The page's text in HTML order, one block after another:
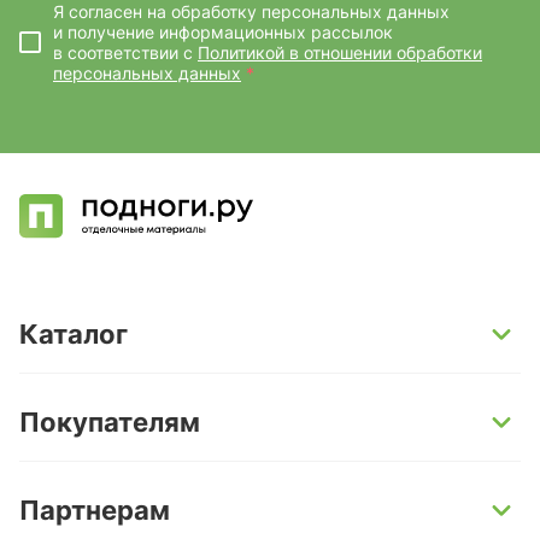
Я согласен на обработку персональных данных
и получение информационных рассылок
в соответствии с Политикой в отношении обработки
персональных данных *
Каталог
Кварц-винил и LVT-плитка
Ламинат
Покупателям
Условия доставки
Партнерам